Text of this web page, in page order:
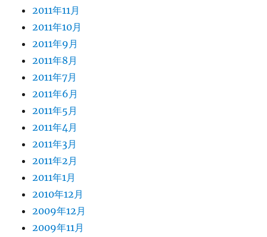
2011年11月
2011年10月
2011年9月
2011年8月
2011年7月
2011年6月
2011年5月
2011年4月
2011年3月
2011年2月
2011年1月
2010年12月
2009年12月
2009年11月